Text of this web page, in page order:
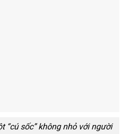
“cú sốc” không nhỏ với người